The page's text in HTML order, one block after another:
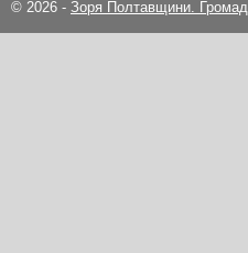
© 2026 - Зоря Полтавщини.